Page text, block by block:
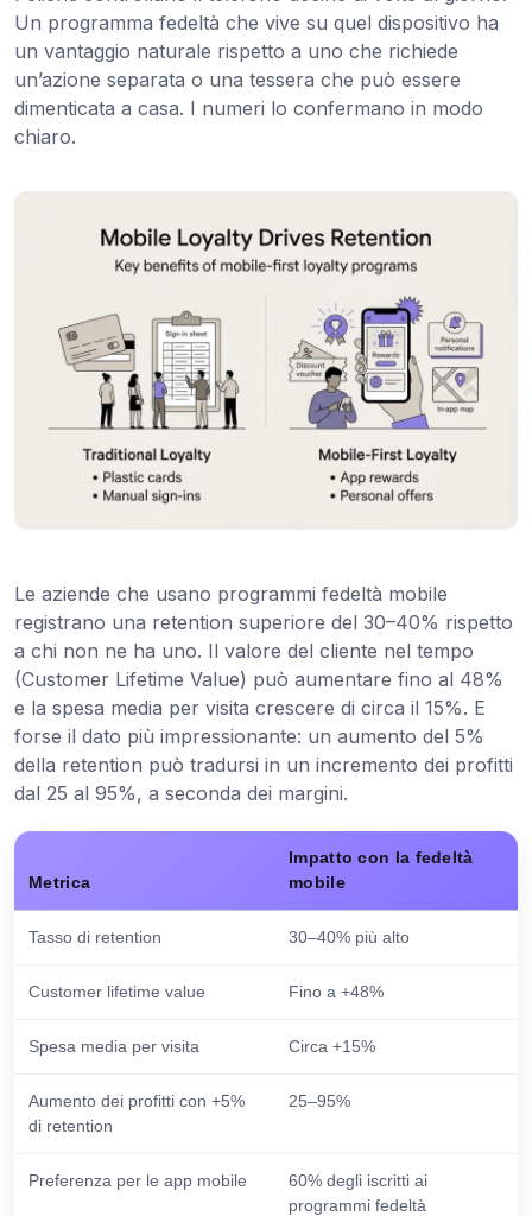
Un programma fedeltà che vive su quel dispositivo ha
un vantaggio naturale rispetto a uno che richiede
un’azione separata o una tessera che può essere
dimenticata a casa. I numeri lo confermano in modo
chiaro.
Le aziende che usano programmi fedeltà mobile
registrano una retention superiore del 30–40% rispetto
a chi non ne ha uno. Il valore del cliente nel tempo
(Customer Lifetime Value) può aumentare fino al 48%
e la spesa media per visita crescere di circa il 15%. E
forse il dato più impressionante: un aumento del 5%
della retention può tradursi in un incremento dei profitti
dal 25 al 95%, a seconda dei margini.
Metrica
Impatto con la fedeltà
mobile
Tasso di retention 30–40% più alto
Customer lifetime value Fino a +48%
Spesa media per visita Circa +15%
Aumento dei profitti con +5%
di retention
25–95%
Preferenza per le app mobile
60% degli iscritti ai
programmi fedeltà